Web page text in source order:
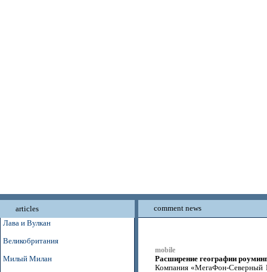
articles
Лава и Вулкан
Великобритания
Милый Милан
comment news
mobile
Расширение географии
Компания «МегаФон-Северный